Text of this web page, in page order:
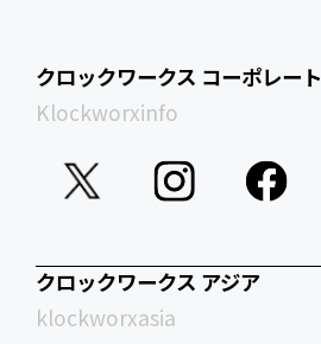
クロックワークス コーポレート
Klockworxinfo
クロックワークス アジア
klockworxasia